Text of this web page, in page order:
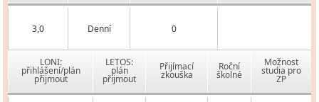
3,0 Denní 0
LONI:
přihlášení/plán
přijmout
LETOS:
plán
přijmout
Přijímací
zkouška
Roční
školné
Možnost
studia pro
ZP